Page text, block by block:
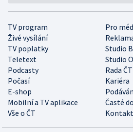
TV program
Pro
Živé vysílání
TV poplatky
Studio
Teletext
Studio
Podcasty
Rada ČT
Počasí
Kariéra
E-shop
Mobilní a TV aplikace
Časté
Vše o ČT